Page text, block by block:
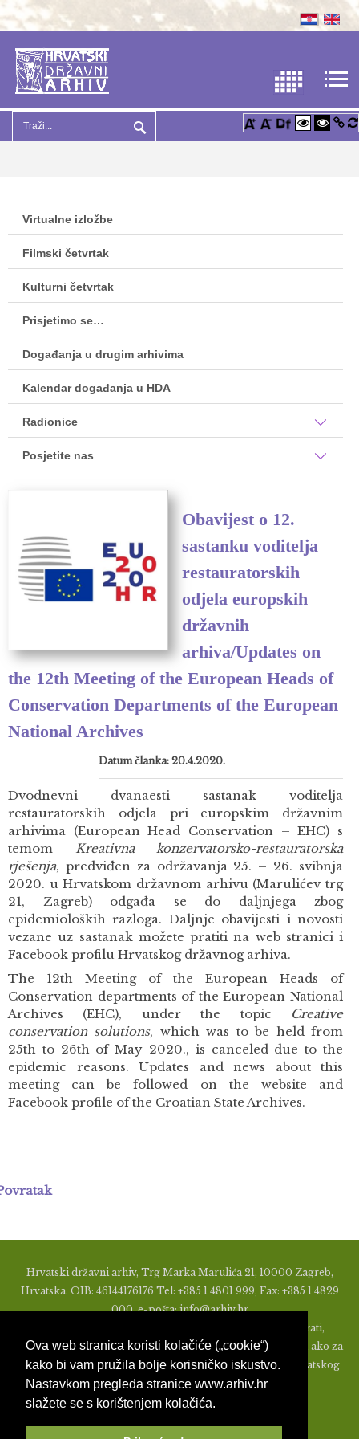
Ova web stranica koristi kolačiće („cookie“)
kako bi vam pružila bolje korisničko iskustvo.
Nastavkom pregleda stranice www.arhiv.hr
slažete se s korištenjem kolačića.
Virtualne izložbe
Filmski četvrtak
Kulturni četvrtak
Prisjetimo se…
Događanja u drugim arhivima
Kalendar događanja u HDA
Radionice
Posjetite nas
Obavijest o 12.
sastanku voditelja
restauratorskih
odjela europskih
državnih
arhiva/Updates on
the 12th Meeting of the European Heads of
Conservation Departments of the European
National Archives
Datum članka: 20.4.2020.
Dvodnevni dvanaesti sastanak voditelja
restauratorskih odjela pri europskim državnim
arhivima (European Head Conservation – EHC) s
temom Kreativna konzervatorsko-restauratorska
rješenja, predviđen za održavanja 25. – 26. svibnja
2020. u Hrvatskom državnom arhivu (Marulićev trg
21, Zagreb) odgađa se do daljnjega zbog
epidemioloških razloga. Daljnje obavijesti i novosti
vezane uz sastanak možete pratiti na web stranici i
Facebook profilu Hrvatskog državnog arhiva.
The 12th Meeting of the European Heads of
Conservation departments of the European National
Archives (EHC), under the topic
Creative
conservation solutions, which was to be held from
25th to 26th of May 2020., is canceled due to the
epidemic reasons. Updates and news about this
meeting can be followed on the website and
Facebook profile of the Croatian State Archives.
Hrvatski državni arhiv, Trg Marka Marulića 21, 10000 Zagreb,
Hrvatska. OIB: 46144176176 Tel: +385 1 4801 999, Fax: +385 1 4829
000, e-pošta: info@arhiv.hr
Zabranjeno je u bilo kojem obliku objavljivati, distribuirati,
mijenjati ili na ikoji način koristiti materijale s ovih stranica, ako za
to nije prethodno izdato pismeno odobrenje od strane Hrvatskog
državnog arhiva.